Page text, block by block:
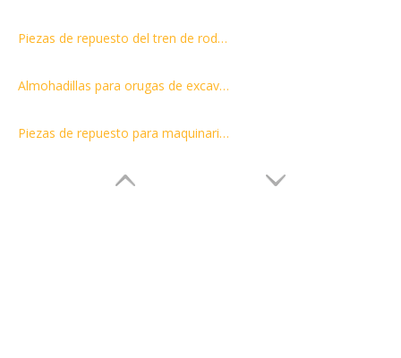
Piezas de repuesto del tren de rodaje de maquinaria PC200 Rodillos inferiores/inferiores
Almohadillas para orugas de excavadoras Zapatas para orugas para CAT312C/E311
Piezas de repuesto para maquinaria de construcción OEM, rodillo portador, piezas de tren de rodaje para excavadora, rodillo superior para CAT KOMATSU D31P-18, rodillo portador